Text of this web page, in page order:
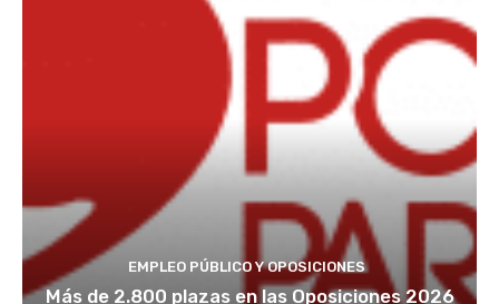
EMPLEO PÚBLICO Y OPOSICIONES
Más de 2.800 plazas en las Oposiciones 2026